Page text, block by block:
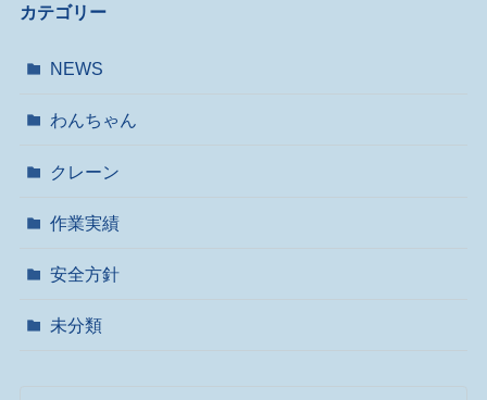
カテゴリー
NEWS
わんちゃん
クレーン
作業実績
安全方針
未分類